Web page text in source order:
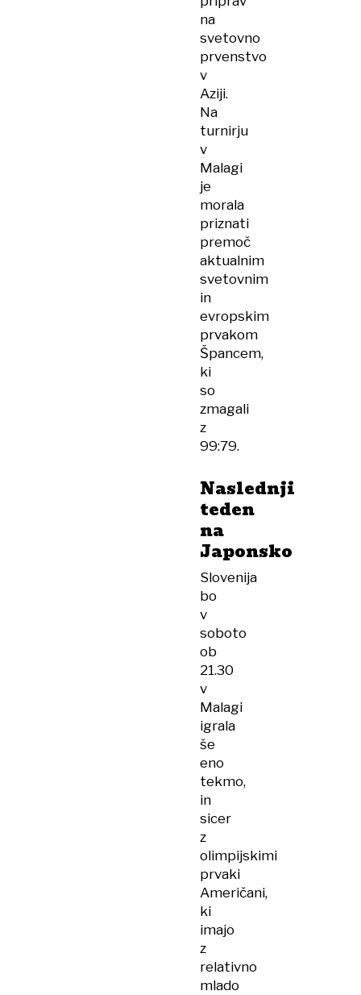
na
svetovno
prvenstvo
v
Aziji.
Na
turnirju
v
Malagi
je
morala
priznati
premoč
aktualnim
svetovnim
in
evropskim
prvakom
Špancem,
ki
so
zmagali
z
99:79.
Naslednji
teden
na
Japonsko
Slovenija
bo
v
soboto
ob
21.30
v
Malagi
igrala
še
eno
tekmo,
in
sicer
z
olimpijskimi
prvaki
Američani,
ki
imajo
z
relativno
mlado